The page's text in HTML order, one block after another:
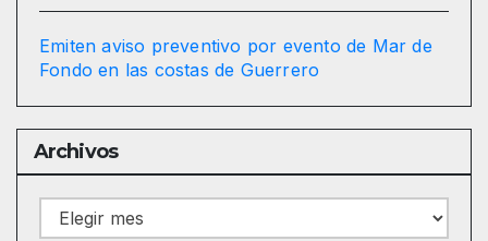
Emiten aviso preventivo por evento de Mar de
Fondo en las costas de Guerrero
Archivos
Archivos